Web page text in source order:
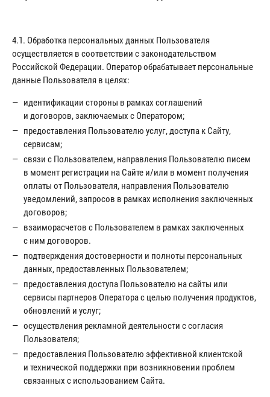
4.1. Обработка персональных данных Пользователя
осуществляется в соответствии с законодательством
Российской Федерации. Оператор обрабатывает персональные
данные Пользователя в целях:
идентификации стороны в рамках соглашений
и договоров, заключаемых с Оператором;
предоставления Пользователю услуг, доступа к Сайту,
сервисам;
связи с Пользователем, направления Пользователю писем
в момент регистрации на Сайте и/или в момент получения
оплаты от Пользователя, направления Пользователю
уведомлений, запросов в рамках исполнения заключенных
договоров;
взаиморасчетов с Пользователем в рамках заключенных
с ним договоров.
подтверждения достоверности и полноты персональных
данных, предоставленных Пользователем;
предоставления доступа Пользователю на сайты или
сервисы партнеров Оператора с целью получения продуктов,
обновлений и услуг;
осуществления рекламной деятельности с согласия
Пользователя;
предоставления Пользователю эффективной клиентской
и технической поддержки при возникновении проблем
связанных с использованием Сайта.